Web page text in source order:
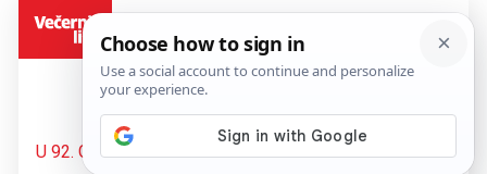
U 92. GODINI